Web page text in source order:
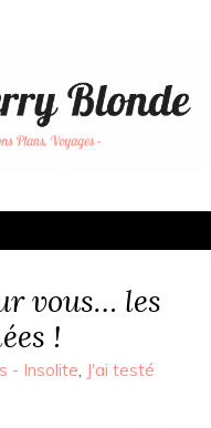
vous… les
!
- Insolite J'ai testé